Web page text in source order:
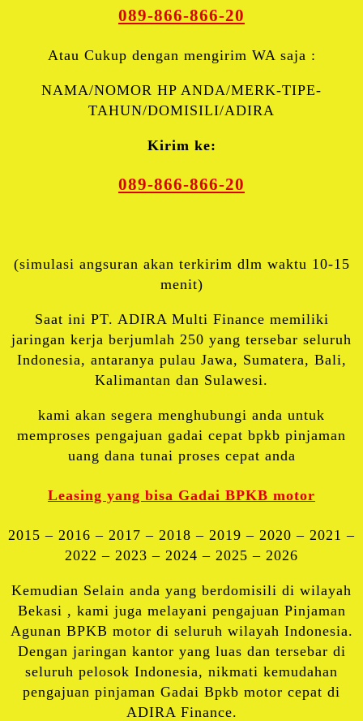
089-866-866-20
Atau Cukup dengan mengirim WA saja :
NAMA/NOMOR HP ANDA/MERK-TIPE-
TAHUN/DOMISILI/ADIRA
Kirim ke:
089-866-866-20
(simulasi angsuran akan terkirim dlm waktu 10-15
menit)
Saat ini PT. ADIRA Multi Finance memiliki
jaringan kerja berjumlah 250 yang tersebar seluruh
Indonesia, antaranya pulau Jawa, Sumatera, Bali,
Kalimantan dan Sulawesi.
kami akan segera menghubungi anda untuk
memproses pengajuan gadai cepat bpkb pinjaman
uang dana tunai proses cepat anda
Leasing yang bisa Gadai BPKB motor
2015 – 2016 – 2017 – 2018 – 2019 – 2020 – 2021 –
2022 – 2023 – 2024 – 2025 – 2026
Kemudian Selain anda yang berdomisili di wilayah
Bekasi , kami juga melayani pengajuan Pinjaman
Agunan BPKB motor di seluruh wilayah Indonesia.
Dengan jaringan kantor yang luas dan tersebar di
seluruh pelosok Indonesia, nikmati kemudahan
pengajuan pinjaman Gadai Bpkb motor cepat di
ADIRA Finance.